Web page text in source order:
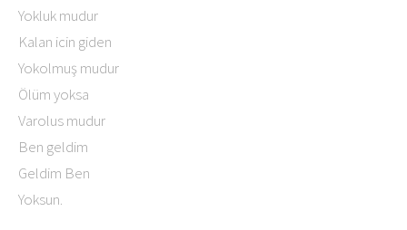
Yokluk mudur
Kalan icin giden
Yokolmuş mudur
Ölüm yoksa
Varolus mudur
Ben geldim
Geldim Ben
Yoksun.